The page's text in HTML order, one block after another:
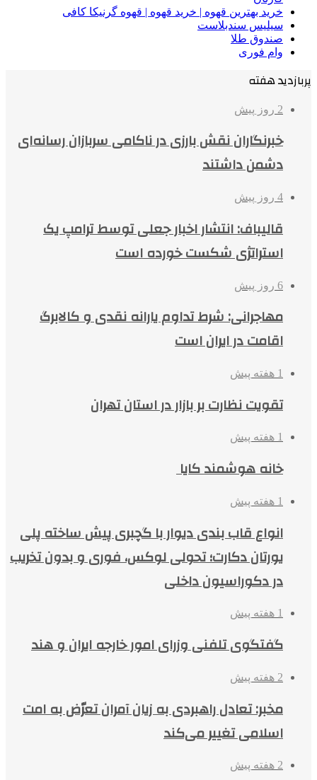
خرید بهترین قهوه | خرید قهوه | قهوه گرنیکا کافی
سیلیس سندبلاست
صندوق طلا
وام فوری
پربازدید هفته
2 روز پیش
خبرنگاران نقش بارزی در ناکامی سربازان رسانه‌ای
دشمن داشتند
4 روز پیش
قالیباف: انتشار اخبار جعلی توسط ترامپ یک
استراتژی شکست خورده است
6 روز پیش
مهاجرانی: شرط تداوم یارانه نقدی و کالابرگ
اقامت در ایران است
1 هفته پیش
تقویت نظارت بر بازار در استان تهران
1 هفته پیش
خانه هوشمند کایا
1 هفته پیش
انواع قاب بندی دیوار با گچبری پیش ساخته پلی
یورتان دکارت؛ تحولی لوکس، فوری و بدون تخریب
در دکوراسیون داخلی
1 هفته پیش
گفتگوی تلفنی وزرای امور خارجه ایران و هند
2 هفته پیش
مخبر: تعادل راهبردی به زیان آمران تعرّض به امت
اسلامی تغییر می‌کند
2 هفته پیش